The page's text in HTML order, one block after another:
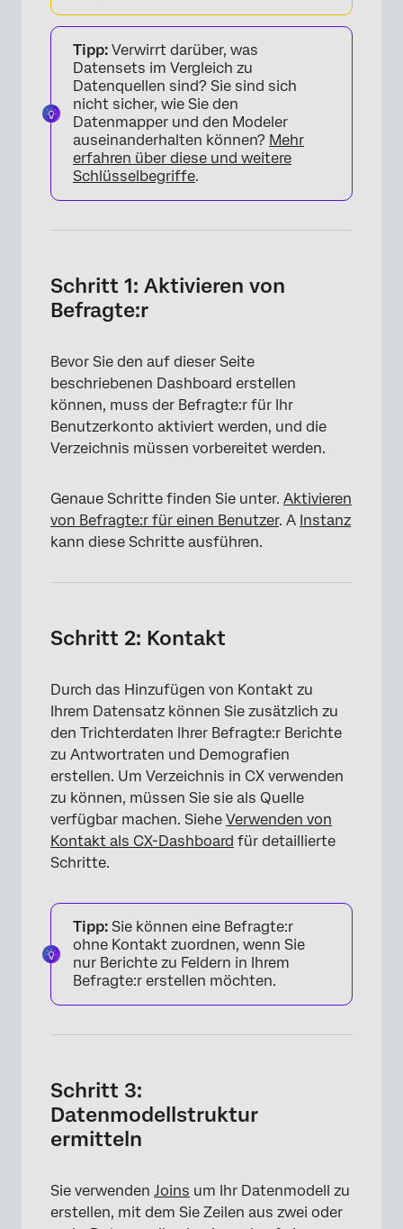
Tipp: Verwirrt darüber, was
Datensets im Vergleich zu
Datenquellen sind? Sie sind sich
nicht sicher, wie Sie den
Datenmapper und den Modeler
auseinanderhalten können? Mehr
erfahren über diese und weitere
Schlüsselbegriffe.
Schritt 1: Aktivieren von
Befragte:r
Bevor Sie den auf dieser Seite
beschriebenen Dashboard erstellen
können, muss der Befragte:r für Ihr
Benutzerkonto aktiviert werden, und die
Verzeichnis müssen vorbereitet werden.
Genaue Schritte finden Sie unter. Aktivieren
von Befragte:r für einen Benutzer. A Instanz
kann diese Schritte ausführen.
Schritt 2: Kontakt
Durch das Hinzufügen von Kontakt zu
Ihrem Datensatz können Sie zusätzlich zu
den Trichterdaten Ihrer Befragte:r Berichte
zu Antwortraten und Demografien
erstellen. Um Verzeichnis in CX verwenden
zu können, müssen Sie sie als Quelle
verfügbar machen. Siehe Verwenden von
Kontakt als CX-Dashboard für detaillierte
Schritte.
Tipp: Sie können eine Befragte:r
ohne Kontakt zuordnen, wenn Sie
nur Berichte zu Feldern in Ihrem
Befragte:r erstellen möchten.
Schritt 3:
Datenmodellstruktur
ermitteln
Sie verwenden Joins um Ihr Datenmodell zu
erstellen, mit dem Sie Zeilen aus zwei oder